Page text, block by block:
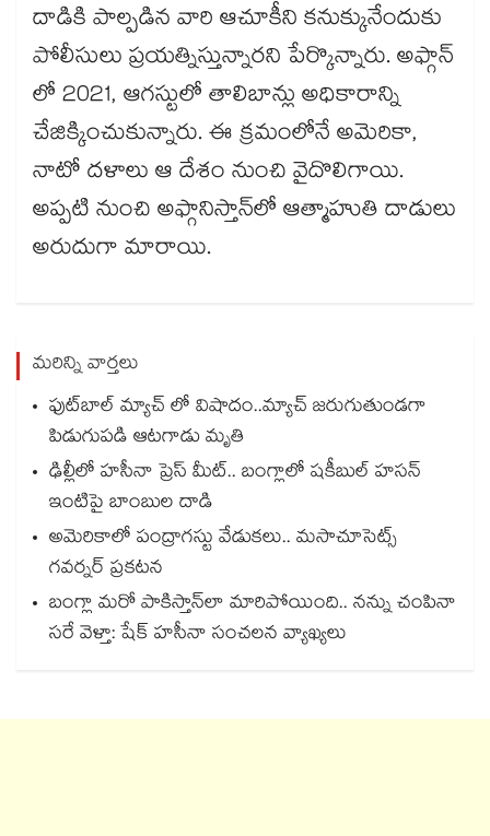
దాడికి పాల్పడిన వారి ఆచూకీని కనుక్కునేందుకు
పోలీసులు ప్రయత్నిస్తున్నారని పేర్కొన్నారు. అఫ్గాన్​
లో 2021, ఆగస్టులో తాలిబాన్లు అధికారాన్ని
చేజిక్కించుకున్నారు. ఈ క్రమంలోనే అమెరికా,
నాటో దళాలు ఆ దేశం నుంచి వైదొలిగాయి.
అప్పటి నుంచి అఫ్గానిస్తాన్​లో ఆత్మాహుతి దాడులు
అరుదుగా మారాయి.
మరిన్ని వార్తలు
ఫుట్‌బాల్ మ్యాచ్ లో విషాదం..మ్యాచ్ జరుగుతుండగా
పిడుగుపడి ఆటగాడు మృతి
ఢిల్లీలో హసీనా ప్రెస్ మీట్.. బంగ్లాలో షకీబుల్ హసన్
ఇంటిపై బాంబుల దాడి
అమెరికాలో పంద్రాగస్టు వేడుకలు.. మసాచూసెట్స్
గవర్నర్ ప్రకటన
బంగ్లా మరో పాకిస్తాన్⁭లా మారిపోయింది.. నన్ను చంపినా
సరే వెళ్తా: షేక్ హసీనా సంచలన వ్యాఖ్యలు